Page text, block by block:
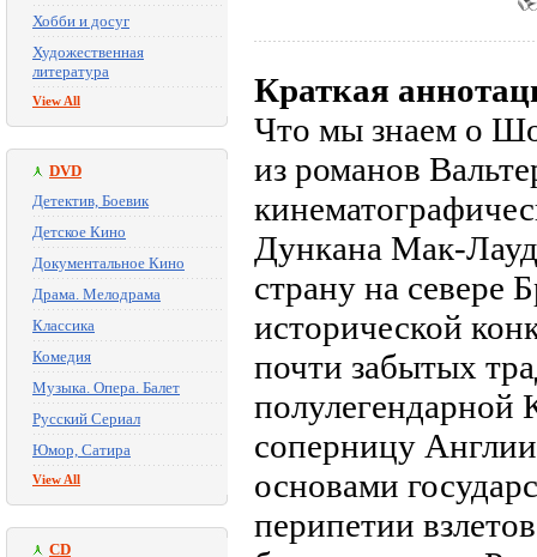
Хобби и досуг
Художественная
литература
View All
DVD
Детектив, Боевик
Детское Кино
Документальное Кино
Драма. Мелодрама
Классика
Комедия
Музыка. Опера. Балет
Русский Сериал
Юмор, Сатира
View All
CD
Краткая
Что мы знаем о
из романов
Дункана Мак-
страну на севере
исторической
почти забытых
соперницу
основами
перипетии